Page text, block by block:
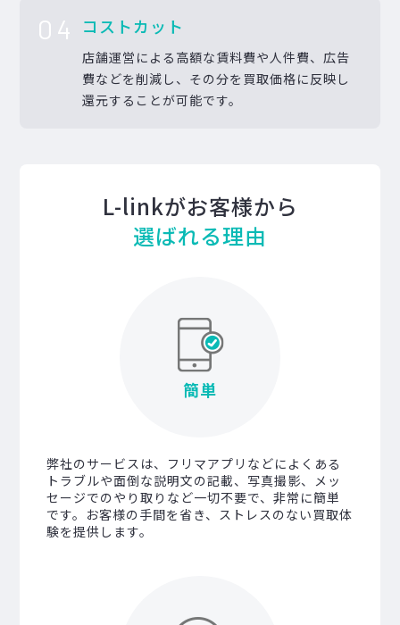
04 コストカット
店舗運営による高額な賃料費や人件費、広告
費などを削減し、その分を買取価格に反映し
還元することが可能です。
L-linkがお客様から
選ばれる理由
簡単
弊社のサービスは、フリマアプリなどによくある
トラブルや面倒な説明文の記載、写真撮影、メッ
セージでのやり取りなど一切不要で、非常に簡単
です。お客様の手間を省き、ストレスのない買取体
験を提供します。